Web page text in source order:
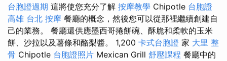
台胞證過期 這將使您充分了解 按摩教學 Chipotle 台胞證
高雄 台北 按摩 餐廳的概念，然後您可以從那裡繼續創建自
己的業務。 餐廳還供應墨西哥捲餅碗、酥脆和柔軟的玉米
餅、沙拉以及薯條和酪梨醬。 1,200 卡式台胞證 家 大里 整
骨 Chipotle 台胞證照片 Mexican Grill 舒壓課程 餐廳中的